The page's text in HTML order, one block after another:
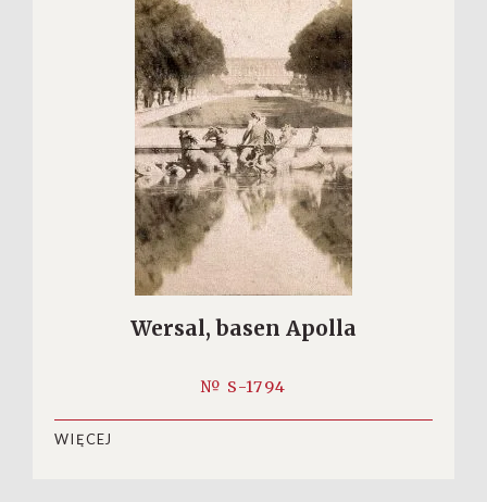
Wersal, basen Apolla
№ S-1794
WIĘCEJ